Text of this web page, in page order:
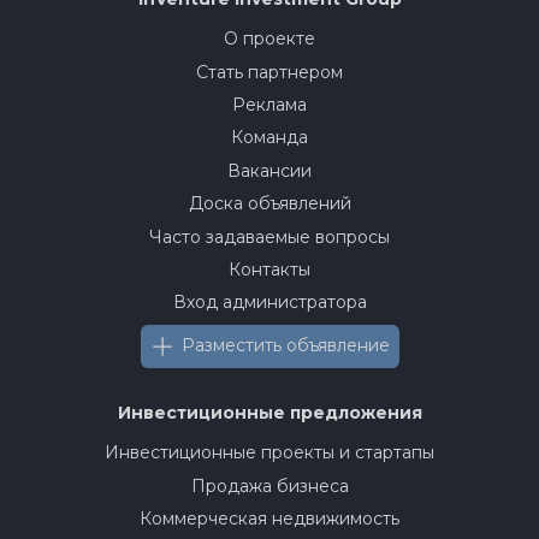
О проекте
Стать партнером
Реклама
Команда
Вакансии
Доска объявлений
Часто задаваемые вопросы
Контакты
Вход администратора
Разместить объявление
Инвестиционные предложения
Инвестиционные проекты и стартапы
Продажа бизнеса
Коммерческая недвижимость